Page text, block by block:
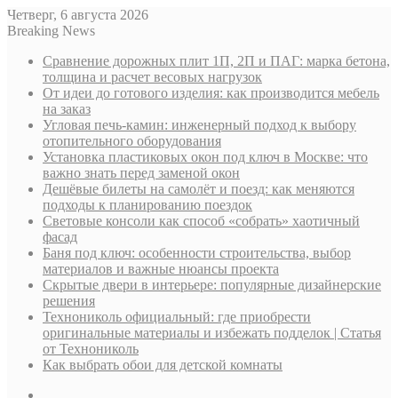
Четверг, 6 августа 2026
Breaking News
Сравнение дорожных плит 1П, 2П и ПАГ: марка бетона,
толщина и расчет весовых нагрузок
От идеи до готового изделия: как производится мебель
на заказ
Угловая печь-камин: инженерный подход к выбору
отопительного оборудования
Установка пластиковых окон под ключ в Москве: что
важно знать перед заменой окон
Дешёвые билеты на самолёт и поезд: как меняются
подходы к планированию поездок
Световые консоли как способ «собрать» хаотичный
фасад
Баня под ключ: особенности строительства, выбор
материалов и важные нюансы проекта
Скрытые двери в интерьере: популярные дизайнерские
решения
Технониколь официальный: где приобрести
оригинальные материалы и избежать подделок | Статья
от Технониколь
Как выбрать обои для детской комнаты